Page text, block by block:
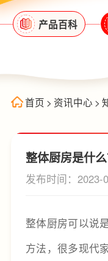
产品百科
首页 > 资讯中心 >
整体厨房是什
发布时间：2023-
整体厨房可以说
方法，很多现代